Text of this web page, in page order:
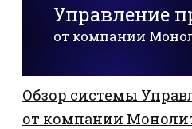
Управление
от компании
Обзор системы
от компании